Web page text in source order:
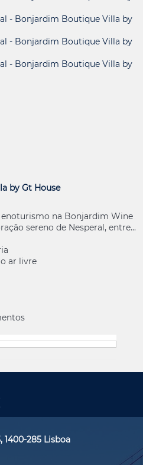
by Gt House
enoturismo na Bonjardim Wine
sereno de Nesperal, entre...
ar livre
1400-285 Lisboa